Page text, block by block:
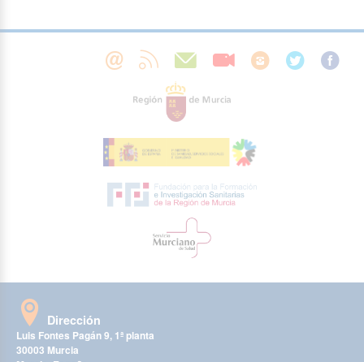
Dirección
Luis Fontes Pagán 9, 1ª planta
30003 Murcia